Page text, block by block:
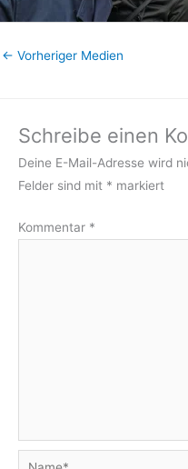
← Vorheriger Medien
Schreibe einen
Deine E-Mail-Adresse wird
Felder sind mit * markiert
Kommentar *
Name*